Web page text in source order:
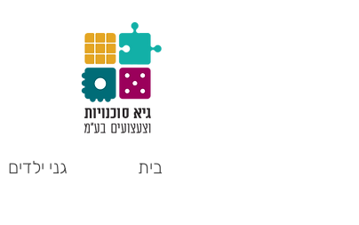
בית גני ילדים